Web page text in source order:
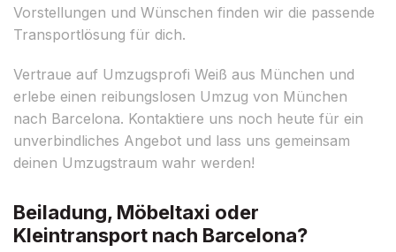
Vorstellungen und Wünschen finden wir die passende
Transportlösung für dich.
Vertraue auf Umzugsprofi Weiß aus München und
erlebe einen reibungslosen Umzug von München
nach Barcelona. Kontaktiere uns noch heute für ein
unverbindliches Angebot und lass uns gemeinsam
deinen Umzugstraum wahr werden!
Beiladung, Möbeltaxi oder
Kleintransport nach Barcelona?